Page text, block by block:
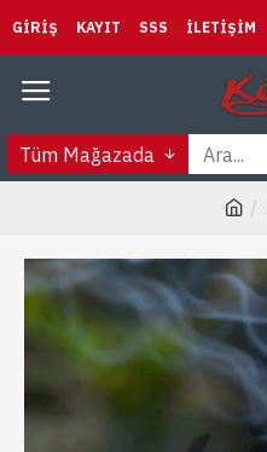
GIRIŞ KAYIT SSS İLETIŞIM
Tüm Mağazada